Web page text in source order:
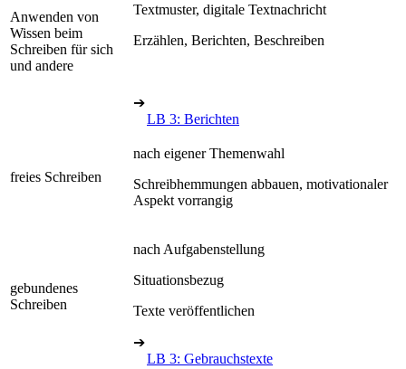
Anwenden von
Wissen beim
Schreiben für sich
und andere
Textmuster, digitale Textnachricht
Erzählen, Berichten, Beschreiben
➔
LB 3: Berichten
freies Schreiben
nach eigener Themenwahl
Schreibhemmungen abbauen, motivationaler
Aspekt vorrangig
gebundenes
Schreiben
nach Aufgabenstellung
Situationsbezug
Texte veröffentlichen
➔
LB 3: Gebrauchstexte